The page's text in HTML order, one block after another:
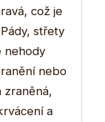
což je
střety
nehody
nebo
zraněná,
a